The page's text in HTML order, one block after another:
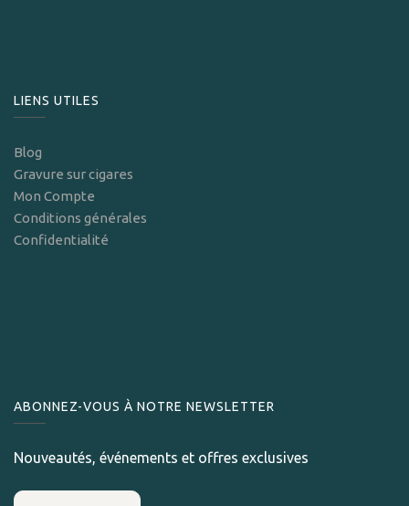
LIENS UTILES
Blog
Gravure sur cigares
Mon Compte
Conditions générales
Confidentialité
ABONNEZ-VOUS À NOTRE NEWSLETTER
Nouveautés, événements et offres exclusives